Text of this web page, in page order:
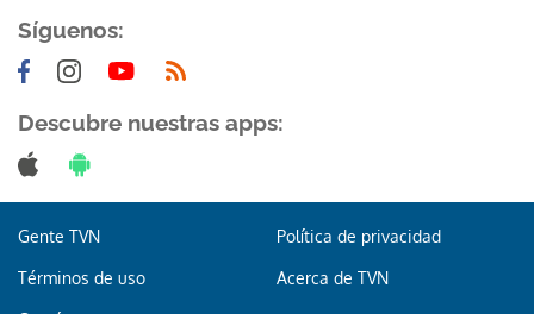
Síguenos:
Descubre nuestras apps:
Gente TVN Política de privacidad
Términos de uso Acerca de TVN